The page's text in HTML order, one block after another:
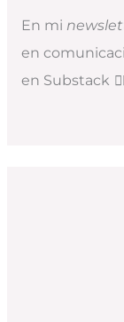
En mi
en
en Substack